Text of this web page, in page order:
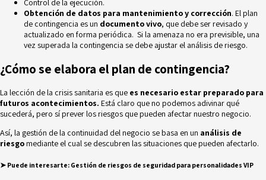
Control de la ejecución.
Obtención de datos para mantenimiento y corrección. El plan
de contingencia es un documento vivo, que debe ser revisado y
actualizado en forma periódica. Si la amenaza no era previsible, una
vez superada la contingencia se debe ajustar el análisis de riesgo.
¿Cómo se elabora el plan de contingencia?
La lección de la crisis sanitaria es que es necesario estar preparado para
futuros acontecimientos. Está claro que no podemos adivinar qué
sucederá, pero sí prever los riesgos que pueden afectar nuestro negocio.
Así, la gestión de la continuidad del negocio se basa en un análisis de
riesgomediante el cual se descubren las situaciones que pueden afectarlo.
➤ Puede interesarte: Gestión de riesgos de seguridad para personalidades VIP